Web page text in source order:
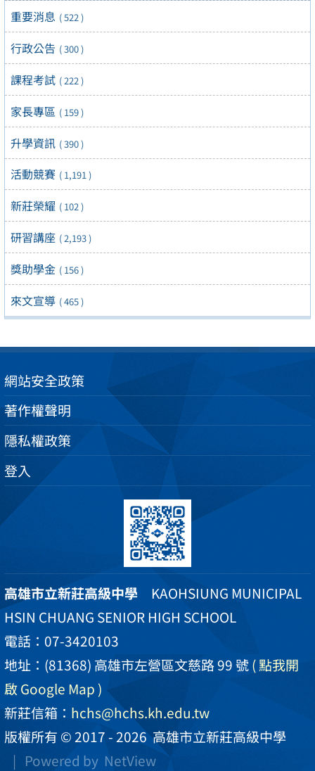
重要消息 ( 522 )
行政公告 ( 300 )
課程考試 ( 222 )
家長專區 ( 159 )
升學資訊 ( 390 )
活動競賽 ( 1,191 )
新莊榮耀 ( 102 )
研習講座 ( 2,193 )
獎助學金 ( 156 )
來文宣導 ( 465 )
網站安全政策
著作權聲明
隱私權政策
登入
高雄市立新莊高級中學 KAOHSIUNG MUNICIPAL
HSIN CHUANG SENIOR HIGH SCHOOL
電話：07-3420103
地址：(81368) 高雄市左營區文慈路 99 號( 點我開
啟 Google Map )
新莊信箱： hchs@hchs.kh.edu.tw
版權所有 © 2017 - 2026高雄市立新莊高級中學
| Powered by NetView